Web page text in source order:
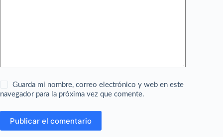
Guarda mi nombre, correo electrónico y web en este
navegador para la próxima vez que comente.
Publicar el comentario